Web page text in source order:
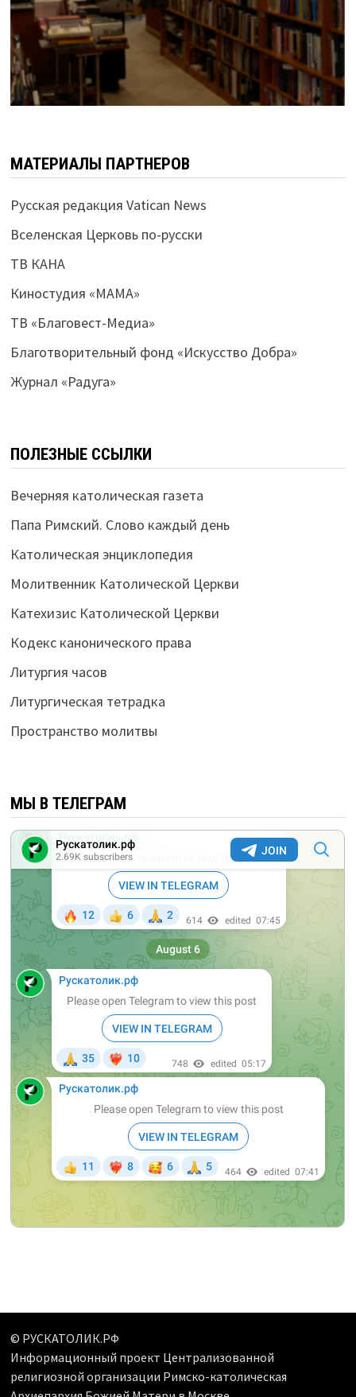
МАТЕРИАЛЫ ПАРТНЕРОВ
Русская редакция Vatican News
Вселенская Церковь по-русски
ТВ КАНА
Киностудия «МАМА»
ТВ «Благовест-Медиа»
Благотворительный фонд «Искусство Добра»
Журнал «Радуга»
ПОЛЕЗНЫЕ ССЫЛКИ
Вечерняя католическая газета
Папа Римский. Слово каждый день
Католическая энциклопедия
Молитвенник Католической Церкви
Катехизис Католической Церкви
Кодекс канонического права
Литургия часов
Литургическая тетрадка
Пространство молитвы
МЫ В ТЕЛЕГРАМ
© РУСКАТОЛИК.РФ
Информационный проект Централизованной
религиозной организации Римско-католическая